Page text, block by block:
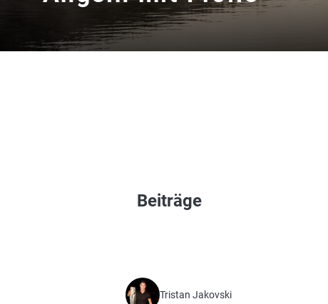
Beiträge
Tristan Jakovski